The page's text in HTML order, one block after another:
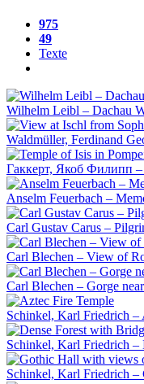
975
49
Texte
Wilhelm Leibl – Dachau
Waldmüller, Ferdinand
Гаккерт, Якоб Филипп
Anselm Feuerbach –
Carl Gustav Carus –
Carl Blechen – View of
Carl Blechen – Gorge
Schinkel, Karl Friedrich –
Schinkel, Karl Friedrich –
Schinkel, Karl Friedrich